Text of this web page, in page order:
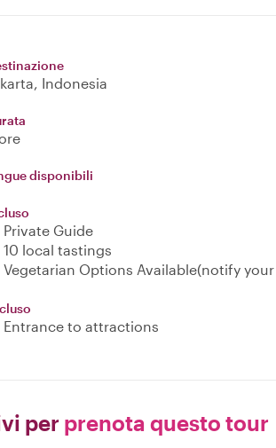
, Indonesia
disponibili
Private Guide
10 local tastings
Vegetarian Options Available(notify
Entrance to attractions
per prenota questo tour